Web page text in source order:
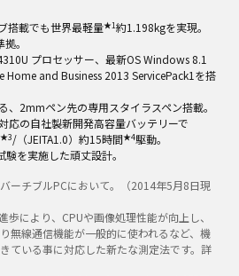
搭載でも世界最軽量★1約1.198kgを実現。
。
プロセッサー、最新OS Windows 8.1
and Business 2013 ServicePack1を搭
、2mmペン先の専用スタイラスペン搭載。
応の自社製新開発高容量バッテリーで
★3/（JEITA1.0）約15時間★4駆動。
を実施した頑丈設計。
ーチブルPCにおいて。（2014年5月8日現
歩により、CPUや画像処理性能が向上し、
無線通信機能が一般的に使われるなど、機
ている事に対応した新たな測定法です。詳